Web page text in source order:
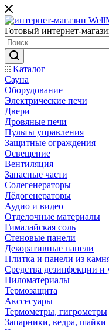
Готовый интернет-
Каталог
Сауна
Оборудование
Электрические печи
Двери
Дровяные печи
Пульты управления
Защитные ограждения
Освещение
Вентиляция
Запасные части
Солегенераторы
Лёдогенераторы
Аудио и видео
Отделочные материалы
Гималайская соль
Стеновые панели
Декоративные панели
Плитка и панели из
Средства дезинфекции и
Пиломатериалы
Термозащита
Аксcесуары
Термометры, гигрометры
Запарники, ведра, шайки